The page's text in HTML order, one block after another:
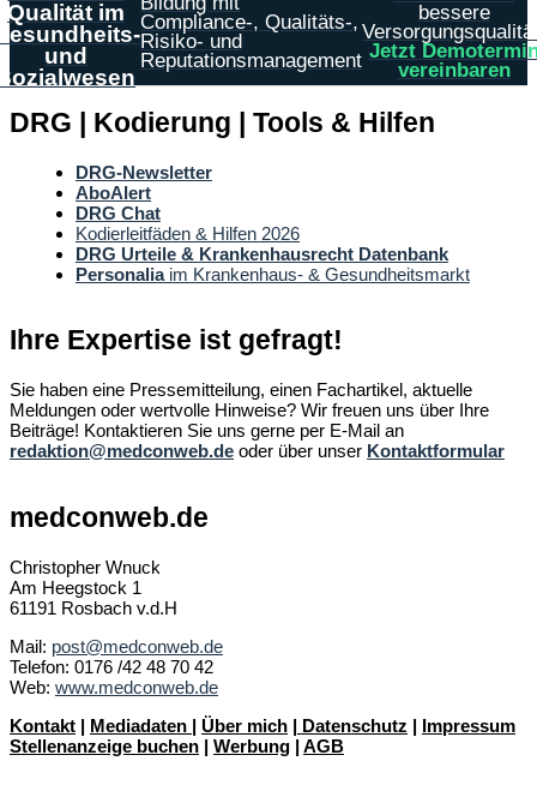
Qualität im
und
Compliance-, Qualitäts-,
Risiko- und
Reputationsmanagement
bessere
Jetzt
vereinbaren
DRG | Kodierung | Tools & Hilfen
DRG-Newsletter
AboAlert
DRG Chat
Kodierleitfäden & Hilfen 2026
DRG Urteile & Krankenhausrecht Datenbank
Personaliaim Krankenhaus- & Gesundheitsmarkt
Ihre Expertise ist gefragt!
Sie haben eine Pressemitteilung, einen Fachartikel, aktuelle
Meldungen oder wertvolle Hinweise? Wir freuen uns über Ihre
Beiträge! Kontaktieren Sie uns gerne per E-Mail an
redaktion@medconweb.de oder über unser Kontaktformular
medconweb.de
Christopher Wnuck
Am Heegstock 1
61191 Rosbach v.d.H
Mail: post@medconweb.de
Telefon: 0176 /42 48 70 42
Web: www.medconweb.de
Kontakt | Mediadaten | Über mich | Datenschutz | Impressum
Stellenanzeige buchen | Werbung | AGB